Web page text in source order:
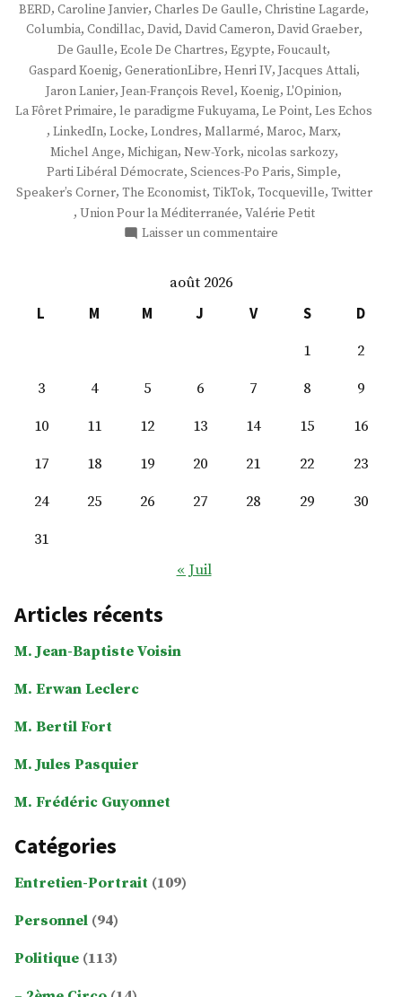
BERD, Caroline Janvier, Charles De Gaulle, Christine Lagarde,
Columbia, Condillac, David, David Cameron, David Graeber,
De Gaulle, Ecole De Chartres, Egypte, Foucault,
Gaspard Koenig, GenerationLibre, Henri IV, Jacques Attali,
Jaron Lanier, Jean-François Revel, Koenig, L'Opinion,
La Fôret Primaire, le paradigme Fukuyama, Le Point, Les Echos
, LinkedIn, Locke, Londres, Mallarmé, Maroc, Marx,
Michel Ange, Michigan, New-York, nicolas sarkozy,
Parti Libéral Démocrate, Sciences-Po Paris, Simple,
Speaker’s Corner, The Economist, TikTok, Tocqueville, Twitter
, Union Pour la Méditerranée, Valérie Petit
Laisser un commentaire
août 2026
L
M M J V S
D
1
2
3
4 5 6 7 8
9
10
11 12 13 14 15
16
17
18 19 20 21 22
23
24
25 26 27 28 29
30
31
« Juil
Articles récents
M. Jean-Baptiste Voisin
M. Erwan Leclerc
M. Bertil Fort
M. Jules Pasquier
M. Frédéric Guyonnet
Catégories
Entretien-Portrait (109)
Personnel (94)
Politique (113)